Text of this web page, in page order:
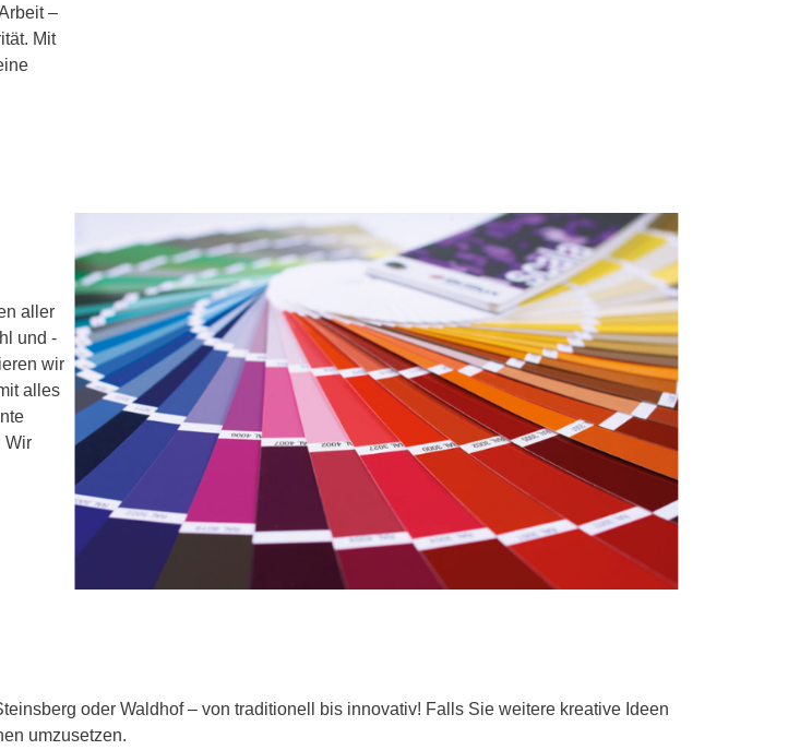
–
Mit
aller
und -
wir
alles
Wir
oder Waldhof – von traditionell bis innovativ! Falls Sie weitere kreative Ideen
umzusetzen.